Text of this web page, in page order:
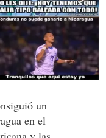
un
en el